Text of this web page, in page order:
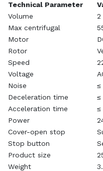
Technical Parameter
Volume
2
Max centrifugal
Motor
Rotor
Speed
Voltage
Noise
≤
Deceleration time
≤
Acceleration time
≤
Power
Cover-open stop
Stop button
Product size
Weight